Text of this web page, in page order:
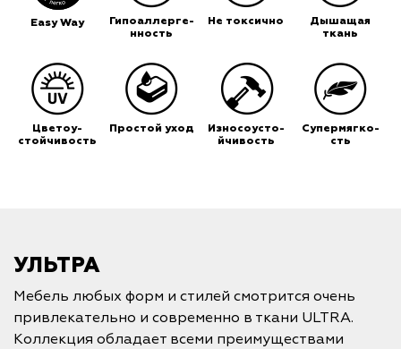
Easy Way
Гипоаллерге-
нность
Не токсично
Дышащая
ткань
Цветоу-
стойчивость
Простой уход
Износоусто-
йчивость
Супермягко-
сть
УЛЬТРА
Мебель любых форм и стилей смотрится очень
привлекательно и современно в ткани ULTRA.
Коллекция обладает всеми преимуществами